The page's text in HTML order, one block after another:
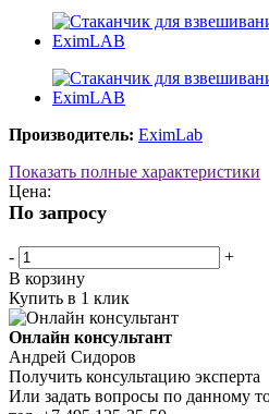
Производитель: EximLab
Показать полные характеристики
Цена:
По запросу
-
+
В корзину
Купить в 1 клик
Онлайн консультант
Андрей Сидоров
Получить консультацию эксперта
Или задать вопросы по данному